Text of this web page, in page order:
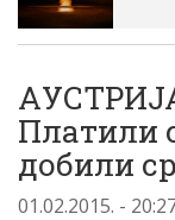
Платили
добили
01.02.2015. -